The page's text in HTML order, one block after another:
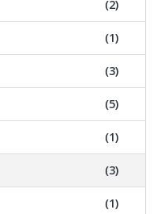
(2)
(1)
(3)
(5)
(1)
(3)
(1)